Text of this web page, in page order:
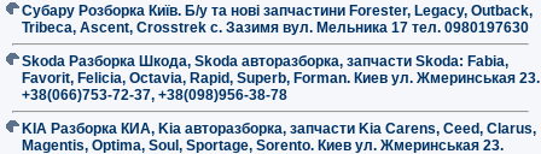
Субару Розборка Київ. Б/у та нові запчастини Forester, Legacy, Outback,
Tribeca, Ascent, Crosstrek с. Зазимя вул. Мельника 17 тел. 0980197630
Skoda Разборка Шкода, Skoda авторазборка, запчасти Skoda: Fabia,
Favorit, Felicia, Octavia, Rapid, Superb, Forman. Киев ул. Жмеринськая 23.
+38(066)753-72-37, +38(098)956-38-78
KIA Разборка КИА, Kia авторазборка, запчасти Kia Carens, Ceed, Clarus,
Magentis, Optima, Soul, Sportage, Sorento. Киев ул. Жмеринськая 23.